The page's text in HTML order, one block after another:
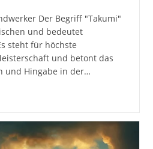
Der Begriff "Takumi"
und bedeutet
steht für höchste
und betont das
und Hingabe in der…